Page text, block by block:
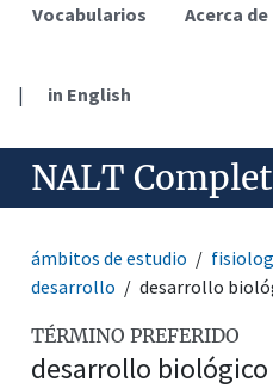
Vocabularios Acerca de
| in English
NALT
ámbitos de estudio
desarrollo
desarrollo
TÉRMINO PREFERIDO
desarrollo biológico